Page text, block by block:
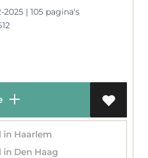
| 105 pagina's
in Haarlem
Den Haag